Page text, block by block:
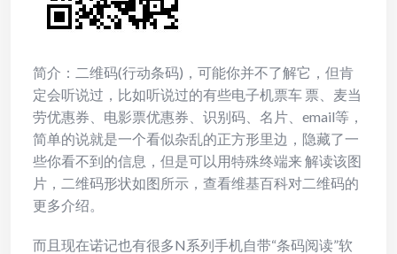
简介：二维码(行动条码)，可能你并不了解它，但肯
定会听说过，比如听说过的有些电子机票车 票、麦当
劳优惠券、电影票优惠券、识别码、名片、email等，
简单的说就是一个看似杂乱的正方形里边，隐藏了一
些你看不到的信息，但是可以用特殊终端来 解读该图
片，二维码形状如图所示，查看维基百科对二维码的
更多介绍。
而且现在诺记也有很多N系列手机自带“条码阅读”软